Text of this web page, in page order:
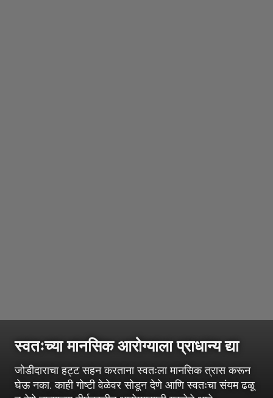
स्वतःच्या मानसिक आरोग्याला प्राधान्य द्या
जोडीदाराचा हट्ट सहन करताना स्वतःला मानसिक त्रास करून
घेऊ नका. काही गोष्टी वेळेवर सोडून देणे आणि स्वतःचा संयम ढळू